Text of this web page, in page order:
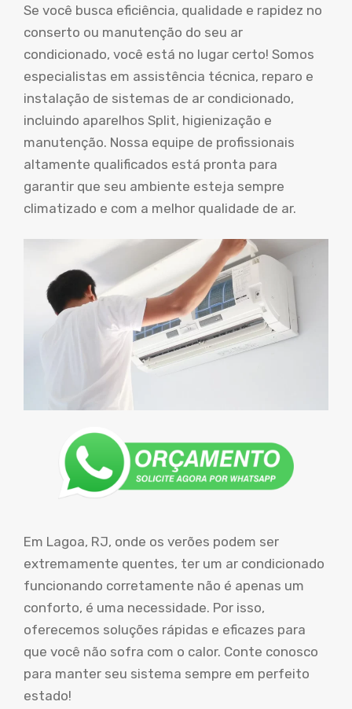
Se você busca eficiência, qualidade e rapidez no
conserto ou manutenção do seu ar
condicionado, você está no lugar certo! Somos
especialistas em assistência técnica, reparo e
instalação de sistemas de ar condicionado,
incluindo aparelhos Split, higienização e
manutenção. Nossa equipe de profissionais
altamente qualificados está pronta para
garantir que seu ambiente esteja sempre
climatizado e com a melhor qualidade de ar.
Em Lagoa, RJ, onde os verões podem ser
extremamente quentes, ter um ar condicionado
funcionando corretamente não é apenas um
conforto, é uma necessidade. Por isso,
oferecemos soluções rápidas e eficazes para
que você não sofra com o calor. Conte conosco
para manter seu sistema sempre em perfeito
estado!